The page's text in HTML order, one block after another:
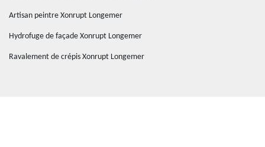
Artisan peintre Xonrupt Longemer
Hydrofuge de façade Xonrupt Longemer
Ravalement de crépis Xonrupt Longemer